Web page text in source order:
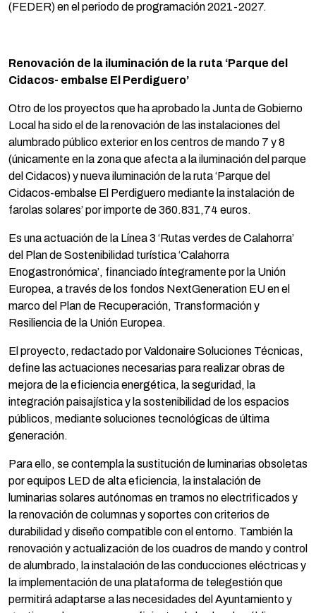
(FEDER) en el periodo de programación 2021-2027.
Renovación de la iluminación de la ruta ‘Parque del
Cidacos- embalse El Perdiguero’
Otro de los proyectos que ha aprobado la Junta de Gobierno
Local ha sido el de la renovación de las instalaciones del
alumbrado público exterior en los centros de mando 7 y 8
(únicamente en la zona que afecta a la iluminación del parque
del Cidacos) y nueva iluminación de la ruta ‘Parque del
Cidacos-embalse El Perdiguero mediante la instalación de
farolas solares’ por importe de 360.831,74 euros.
Es una actuación de la Línea 3 ‘Rutas verdes de Calahorra’
del Plan de Sostenibilidad turística ‘Calahorra
Enogastronómica’, financiado íntegramente por la Unión
Europea, a través de los fondos NextGeneration EU en el
marco del Plan de Recuperación, Transformación y
Resiliencia de la Unión Europea.
El proyecto, redactado por Valdonaire Soluciones Técnicas,
define las actuaciones necesarias para realizar obras de
mejora de la eficiencia energética, la seguridad, la
integración paisajística y la sostenibilidad de los espacios
públicos, mediante soluciones tecnológicas de última
generación.
Para ello, se contempla la sustitución de luminarias obsoletas
por equipos LED de alta eficiencia, la instalación de
luminarias solares autónomas en tramos no electrificados y
la renovación de columnas y soportes con criterios de
durabilidad y diseño compatible con el entorno. También la
renovación y actualización de los cuadros de mando y control
de alumbrado, la instalación de las conducciones eléctricas y
la implementación de una plataforma de telegestión que
permitirá adaptarse a las necesidades del Ayuntamiento y